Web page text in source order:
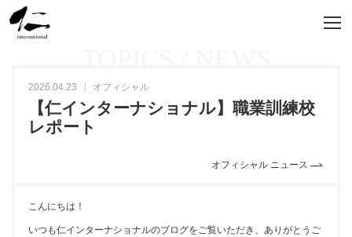
2026.04.23 オフィシャル
【仁インターナショナル】職業訓練校
レポート
オフィシャル ニュース
こんにちは！
いつも仁インターナショナルのブログをご覧いただき、ありがとうご